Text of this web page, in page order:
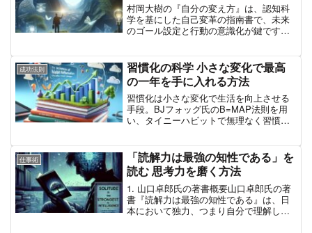
村岡大樹の『自分の変え方』は、認知科
学を基にした自己変革の指南書で、未来
のゴール設定と行動の意識化が鍵です。
有益なヒントが得られます。1. 村岡大樹
さんの『自分の変え方...
成功法則
習慣化の科学 小さな変化で最高
の一年を手に入れる方法
習慣化は小さな変化で生活を向上させる
手段。BJフォッグ氏のB=MAP法則を用
い、タイニーハビットで無理なく習慣を
化の重要性習慣化とは、日常生活におい
て小さな変化を積...
仕事術
「読解力は最強の知性である」を
読む 思考力を磨く方法
1. 山口卓郎氏の著書概要山口卓郎氏の著
書『読解力は最強の知性である』は、日
本において独力、つまり自分で理解し推